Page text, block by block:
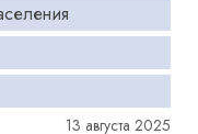
13 августа 2025